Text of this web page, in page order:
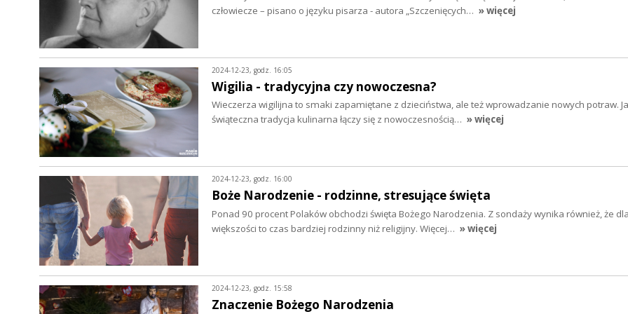
człowiecze – pisano o języku pisarza - autora „Szczenięcych… » więcej
2024-12-23, godz. 16:05
Wigilia - tradycyjna czy nowoczesna?
Wieczerza wigilijna to smaki zapamiętane z dzieciństwa, ale też wprowadzanie nowych potraw.
świąteczna tradycja kulinarna łączy się z nowoczesnością… » więcej
2024-12-23, godz. 16:00
Boże Narodzenie - rodzinne, stresujące święta
Ponad 90 procent Polaków obchodzi święta Bożego Narodzenia. Z sondaży wynika również, że
większości to czas bardziej rodzinny niż religijny. Więcej… » więcej
2024-12-23, godz. 15:58
Znaczenie Bożego Narodzenia